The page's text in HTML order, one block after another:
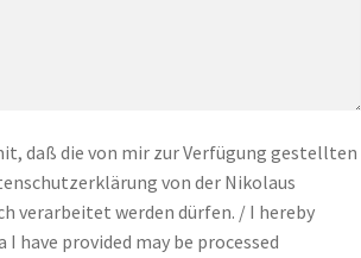
daß die von mir zur Verfügung gestellten
von der Nikolaus
verarbeitet werden dürfen. / I hereby
have provided may be processed